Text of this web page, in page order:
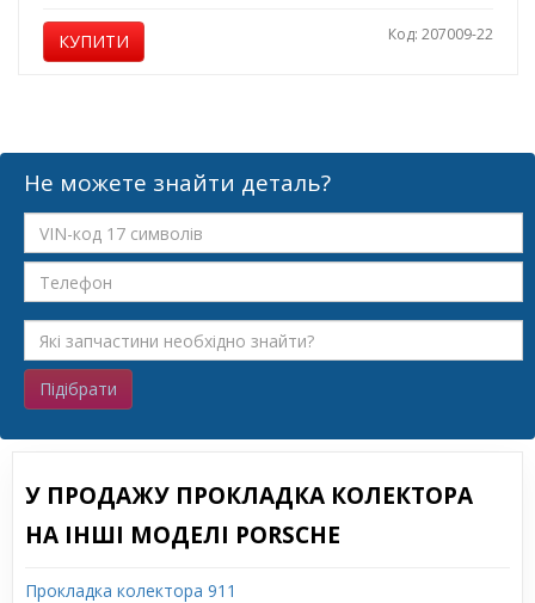
КУПИТИ Код: 207009-22
Не можете знайти деталь?
Підібрати
У ПРОДАЖУ ПРОКЛАДКА КОЛЕКТОРА
НА ІНШІ МОДЕЛІ PORSCHE
Прокладка колектора 911